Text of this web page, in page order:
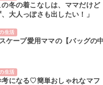
冬の着こなしは、ママだけど
大人っぽさも出したい！」
生活
ケープ愛用ママの【バッグの
生活
考になる♡簡単おしゃれなマフ